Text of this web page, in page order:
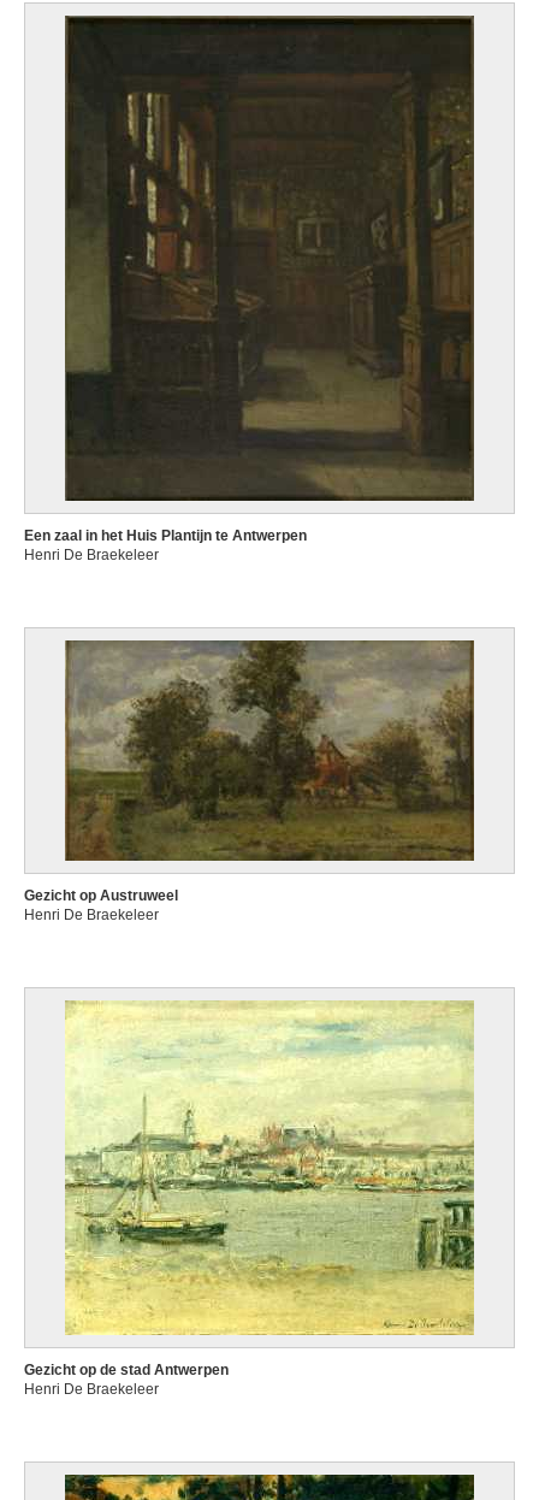
Een zaal in het Huis Plantijn te Antwerpen
Henri De Braekeleer
Gezicht op Austruweel
Henri De Braekeleer
Gezicht op de stad Antwerpen
Henri De Braekeleer